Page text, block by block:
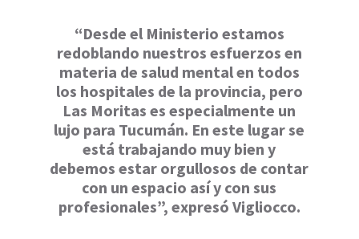
“Desde el Ministerio estamos
redoblando nuestros esfuerzos en
materia de salud mental en todos
los hospitales de la provincia, pero
Las Moritas es especialmente un
lujo para Tucumán. En este lugar se
está trabajando muy bien y
debemos estar orgullosos de contar
con un espacio así y con sus
profesionales”, expresó Vigliocco.